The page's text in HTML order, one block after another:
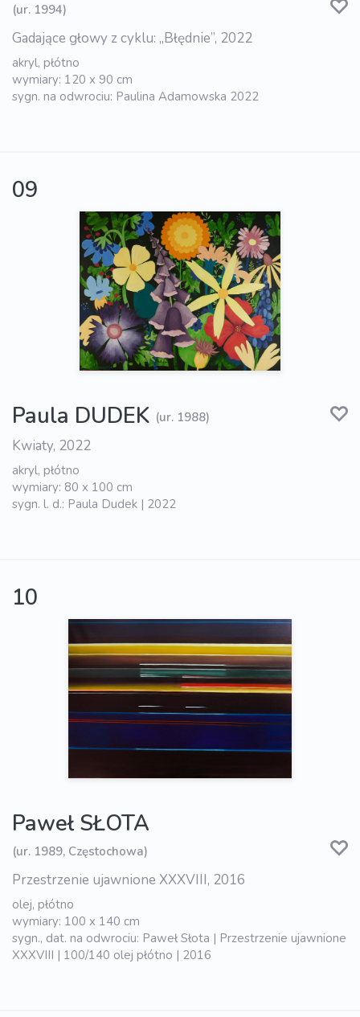
(ur. 1994)
Gadające głowy z cyklu: „Błędnie”, 2022
akryl, płótno
wymiary: 120 x 90 cm
sygn. na odwrociu: Paulina Adamowska 2022
09
Paula DUDEK (ur. 1988)
Kwiaty, 2022
akryl, płótno
wymiary: 80 x 100 cm
sygn. l. d.: Paula Dudek | 2022
10
Paweł SŁOTA
(ur. 1989, Częstochowa)
Przestrzenie ujawnione XXXVIII, 2016
olej, płótno
wymiary: 100 x 140 cm
sygn., dat. na odwrociu: Paweł Słota | Przestrzenie ujawnione
XXXVIII | 100/140 olej płótno | 2016